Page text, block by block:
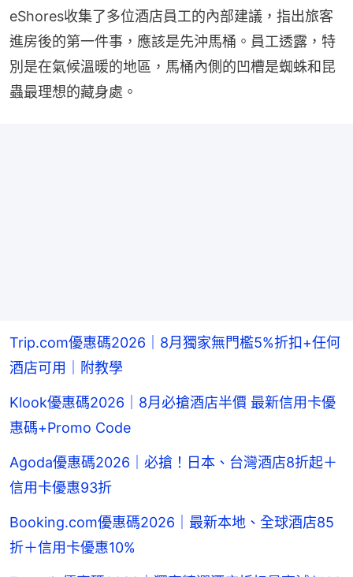
eShores收集了多位酒店員工的內部建議，指出旅客
進房後的第一件事，應該是先沖馬桶。員工透露，特
別是在氣候溫暖的地區，馬桶內側的凹槽是蜘蛛和昆
蟲最理想的藏身處。
Trip.com優惠碼2026｜8月獨家無門檻5%折扣+任何
酒店可用｜附教學
Klook優惠碼2026｜8月必搶酒店半價 最新信用卡優
惠碼+Promo Code
Agoda優惠碼2026｜必搶！日本、台灣酒店8折起＋
信用卡優惠93折
Booking.com優惠碼2026｜最新本地、全球酒店85
折＋信用卡優惠10%